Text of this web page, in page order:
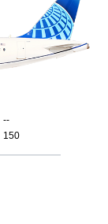
--
150